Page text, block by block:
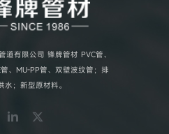
道有限公司 锋牌管材 PVC管、
、MU-PP管、双壁波纹管；排
水；新型原材料。